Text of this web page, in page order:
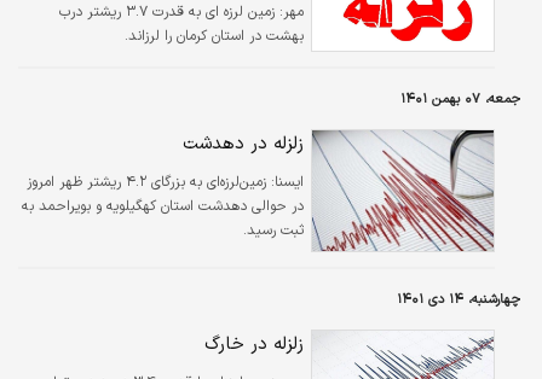
مهر:
زمین لرزه ای به قدرت ۳.۷ ریشتر درب
بهشت در استان کرمان را لرزاند.
جمعه، ۰۷ بهمن ۱۴۰۱
زلزله در دهدشت
ايسنا:
زمین‌لرزه‌ای به بزرگای ۴.۲ ریشتر ظهر امروز
در حوالی دهدشت استان کهگیلویه و بویراحمد به
ثبت رسید.
چهارشنبه، ۱۴ دی ۱۴۰۱
زلزله در خارگ